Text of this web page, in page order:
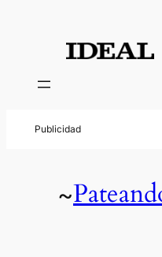
contenido
~